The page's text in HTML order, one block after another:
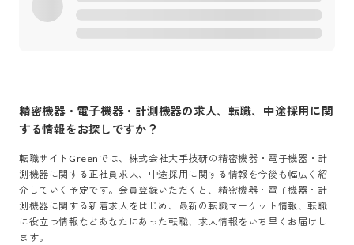
精密機器・電子機器・計測機器の求人、転職、中途採用に関
する情報をお探しですか？
転職サイトGreenでは、 株式会社大手技研の精密機器・電子機器・計
測機器 に関する正社員求人、中途採用に関する情報を今後も幅広く紹
介していく予定です。会員登録いただくと、 精密機器・電子機器・計
測機器 に関する新着求人をはじめ、最新の転職マーケット情報、転職
に役立つ情報などあなたにあった転職、求人情報をいち早くお届けし
ます。